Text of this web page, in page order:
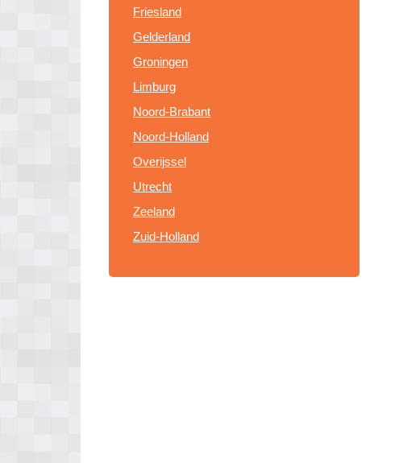
Friesland
Gelderland
Groningen
Limburg
Noord-Brabant
Noord-Holland
Overijssel
Utrecht
Zeeland
Zuid-Holland